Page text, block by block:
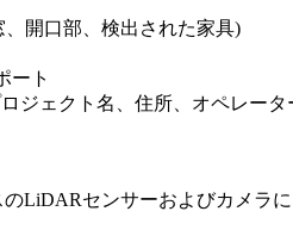
開口部、検出された家具)
ート
ジェクト名、住所、オペレー
LiDARセンサーおよびカメラ